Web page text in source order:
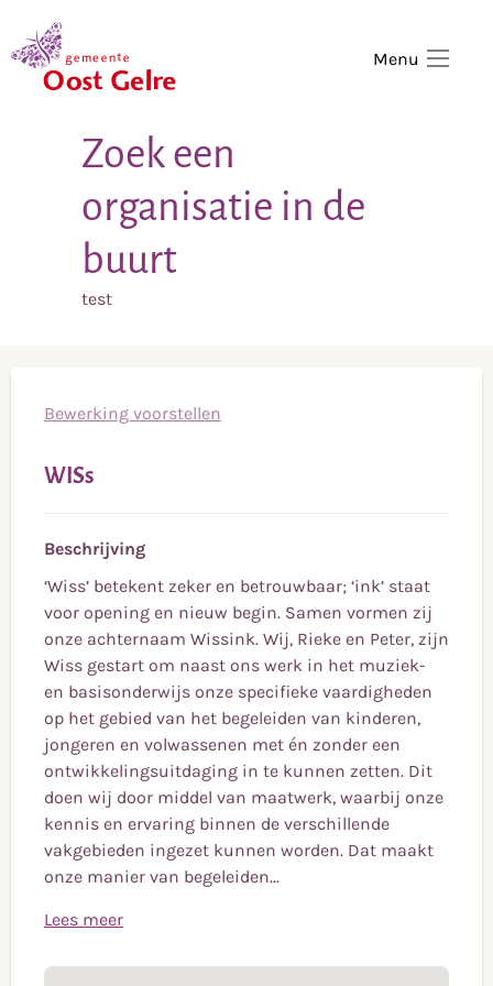
Menu
Zoek een
organisatie in de
buurt
test
Bewerking voorstellen
WISs
Beschrijving
‘Wiss’ betekent zeker en betrouwbaar; ‘ink’ staat
voor opening en nieuw begin. Samen vormen zij
onze achternaam Wissink. Wij, Rieke en Peter, zijn
Wiss gestart om naast ons werk in het muziek-
en basisonderwijs onze specifieke vaardigheden
op het gebied van het begeleiden van kinderen,
jongeren en volwassenen met én zonder een
ontwikkelingsuitdaging in te kunnen zetten. Dit
doen wij door middel van maatwerk, waarbij onze
kennis en ervaring binnen de verschillende
vakgebieden ingezet kunnen worden. Dat maakt
onze manier van begeleiden...
Lees meer
voor opening en nieuw begin. Samen vormen zij